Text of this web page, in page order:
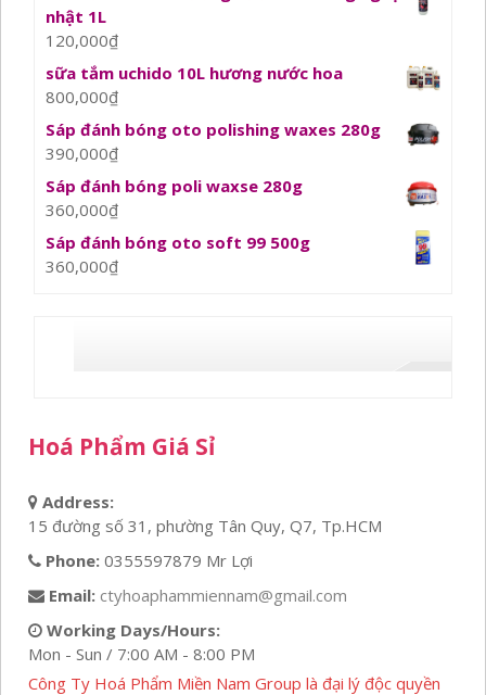
nhật 1L
120,000₫
sữa tắm uchido 10L hương nước hoa
800,000₫
Sáp đánh bóng oto polishing waxes 280g
390,000₫
Sáp đánh bóng poli waxse 280g
360,000₫
Sáp đánh bóng oto soft 99 500g
360,000₫
Hoá Phẩm Giá Sỉ
Address:
15 đường số 31, phường Tân Quy, Q7, Tp.HCM
Phone: 0355597879 Mr Lợi
Email: ctyhoaphammiennam@gmail.com
Working Days/Hours:
Mon - Sun / 7:00 AM - 8:00 PM
Công Ty Hoá Phẩm Miền Nam Group là đại lý độc quyền